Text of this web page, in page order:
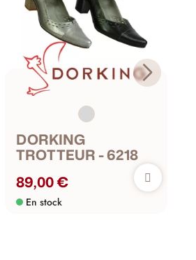
DORKING
TROTTEUR - 6218
89,00 €
En stock